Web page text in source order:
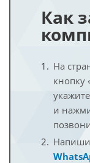
Как
На
кнопку
и